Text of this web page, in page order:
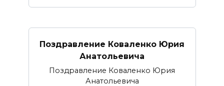
Поздравление Коваленко Юрия
Анатольевича
Поздравление Коваленко Юрия
Анатольевича